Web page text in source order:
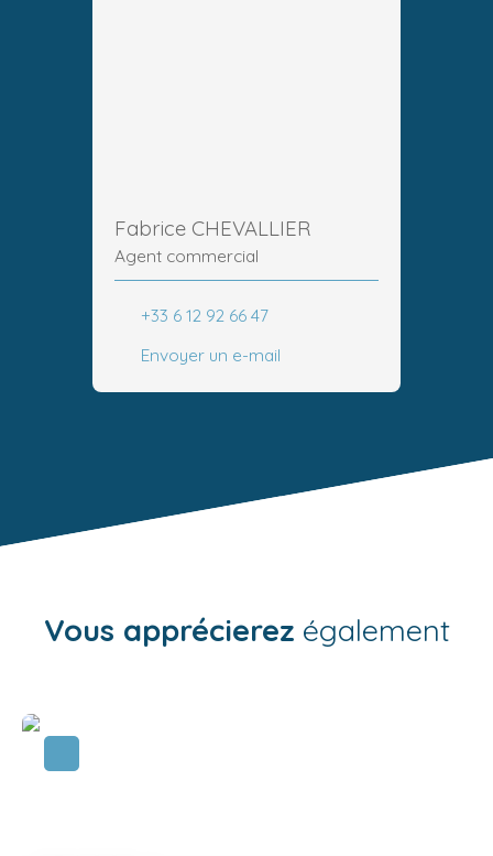
Fabrice CHEVALLIER
Agent commercial
+33 6 12 92 66 47
Envoyer un e-mail
Vous apprécierez également